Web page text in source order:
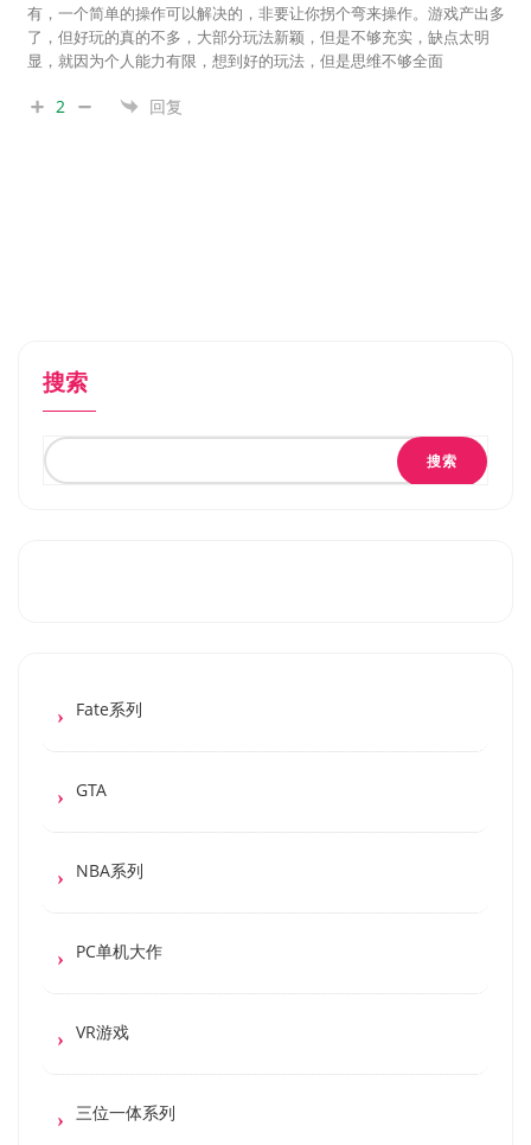
有，一个简单的操作可以解决的，非要让你拐个弯来操作。游戏产出多
了，但好玩的真的不多，大部分玩法新颖，但是不够充实，缺点太明
显，就因为个人能力有限，想到好的玩法，但是思维不够全面
2 回复
搜索
搜索
Fate系列
GTA
NBA系列
PC单机大作
VR游戏
三位一体系列